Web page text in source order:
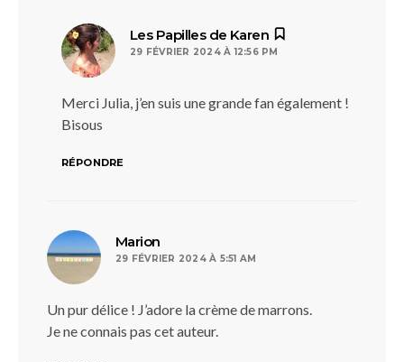
Les Papilles de Karen
29 FÉVRIER 2024 À 12:56 PM
Merci Julia, j’en suis une grande fan également !
Bisous
RÉPONDRE
Marion
29 FÉVRIER 2024 À 5:51 AM
Un pur délice ! J’adore la crème de marrons.
Je ne connais pas cet auteur.